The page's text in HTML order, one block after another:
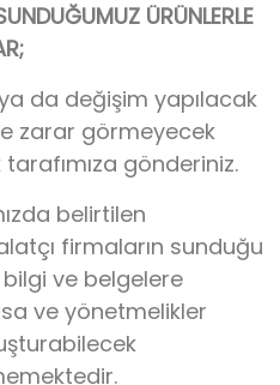
ÜRÜNLERLE
da değişim yapılacak
zarar görmeyecek
gönderiniz.
belirtilen
firmaların sunduğu
ve belgelere
ve yönetmelikler